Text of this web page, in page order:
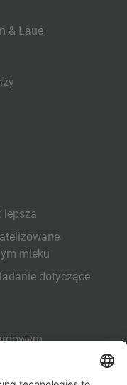
& Laue
lepsza
mleku
dotyczące